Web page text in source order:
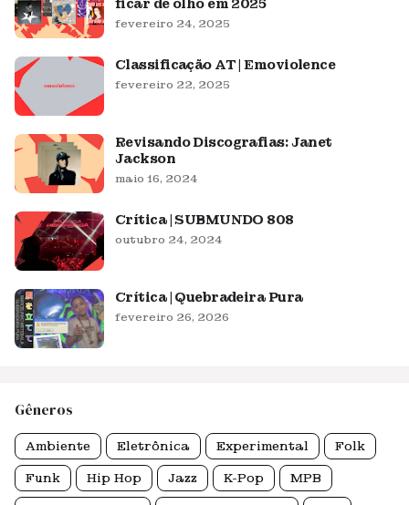
ficar de olho em 2025
fevereiro 24, 2025
Classificação AT | Emoviolence
fevereiro 22, 2025
Revisando Discografias: Janet
Jackson
maio 16, 2024
Crítica | SUBMUNDO 808
outubro 24, 2024
Crítica | Quebradeira Pura
fevereiro 26, 2026
Gêneros
Ambiente Eletrônica Experimental Folk
Funk Hip Hop Jazz K-Pop MPB